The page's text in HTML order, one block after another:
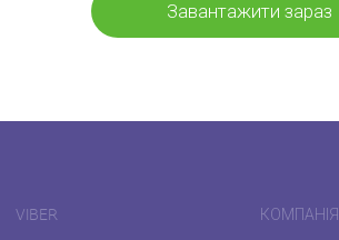
Завантажити зараз
VIBER КОМПАНІЯ